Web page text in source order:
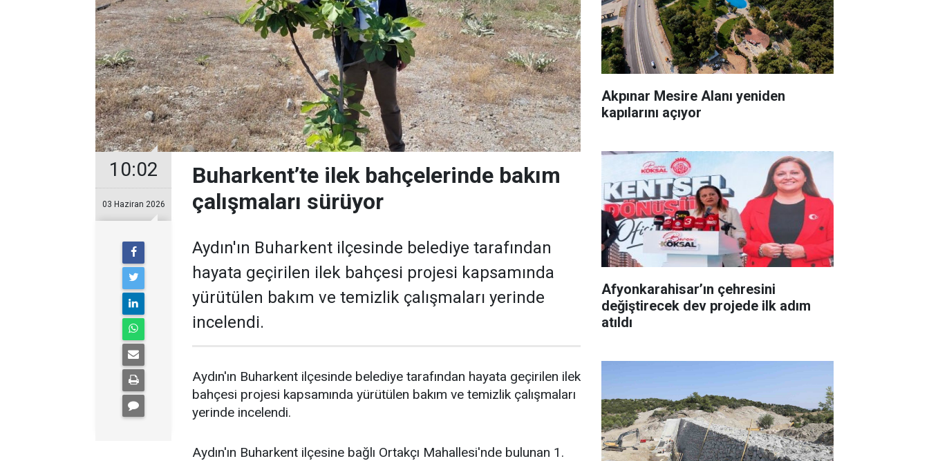
10:02
03 Haziran 2026
Buharkent’te ilek bahçelerinde bakım
çalışmaları sürüyor
Aydın'ın Buharkent ilçesinde belediye tarafından
hayata geçirilen ilek bahçesi projesi kapsamında
yürütülen bakım ve temizlik çalışmaları yerinde
incelendi.
Aydın'ın Buharkent ilçesinde belediye tarafından hayata geçirilen ilek
bahçesi projesi kapsamında yürütülen bakım ve temizlik çalışmaları
yerinde incelendi.
Aydın'ın Buharkent ilçesine bağlı Ortakçı Mahallesi'nde bulunan 1.
Akpınar Mesire Alanı yeniden
kapılarını açıyor
Afyonkarahisar’ın çehresini
değiştirecek dev projede ilk adım
atıldı